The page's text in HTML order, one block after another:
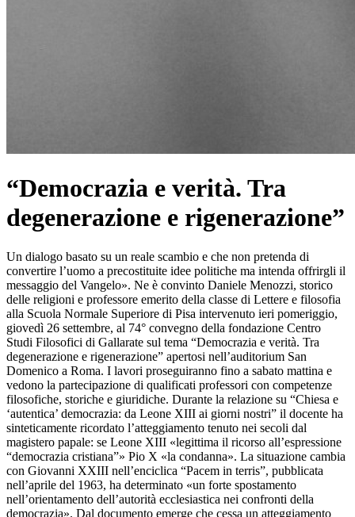
“Democrazia e verità. Tra
degenerazione e rigenerazione”
Un dialogo basato su un reale scambio e che non pretenda di
convertire l’uomo a precostituite idee politiche ma intenda offrirgli il
messaggio del Vangelo». Ne è convinto Daniele Menozzi, storico
delle religioni e professore emerito della classe di Lettere e filosofia
alla Scuola Normale Superiore di Pisa intervenuto ieri pomeriggio,
giovedì 26 settembre, al 74° convegno della fondazione Centro
Studi Filosofici di Gallarate sul tema “Democrazia e verità. Tra
degenerazione e rigenerazione” apertosi nell’auditorium San
Domenico a Roma. I lavori proseguiranno fino a sabato mattina e
vedono la partecipazione di qualificati professori con competenze
filosofiche, storiche e giuridiche. Durante la relazione su “Chiesa e
‘autentica’ democrazia: da Leone XIII ai giorni nostri” il docente ha
sinteticamente ricordato l’atteggiamento tenuto nei secoli dal
magistero papale: se Leone XIII «legittima il ricorso all’espressione
“democrazia cristiana”» Pio X «la condanna». La situazione cambia
con Giovanni XXIII nell’enciclica “Pacem in terris”, pubblicata
nell’aprile del 1963, ha determinato «un forte spostamento
nell’orientamento dell’autorità ecclesiastica nei confronti della
democrazia». Dal documento emerge che cessa un atteggiamento